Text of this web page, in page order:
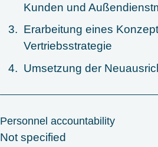
Kunden und
Erarbeitung eines
Vertriebsstrategie
Umsetzung der
Personnel accountability
Not specified